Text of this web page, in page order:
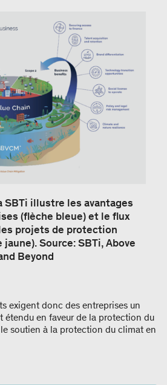
SBTi illustre les avantages
(flèche bleue) et le flux
projets de protection
Source: SBTi, Above
Beyond
exigent donc des entreprises un
étendu en faveur de la protection du
soutien à la protection du climat en